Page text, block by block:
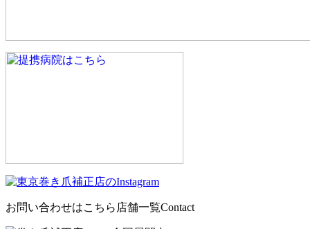
お問い合わせはこちら 店舗一覧Contact